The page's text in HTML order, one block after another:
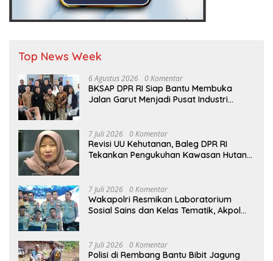
Top News Week
6 Agustus 2026 0 Komentar
BKSAP DPR RI Siap Bantu Membuka
Jalan Garut Menjadi Pusat Industri
7 Juli 2026 0 Komentar
Revisi UU Kehutanan, Baleg DPR RI
Tekankan Pengukuhan Kawasan Hutan
7 Juli 2026 0 Komentar
Wakapolri Resmikan Laboratorium
Sosial Sains dan Kelas Tematik, Akpol
7 Juli 2026 0 Komentar
Polisi di Rembang Bantu Bibit Jagung